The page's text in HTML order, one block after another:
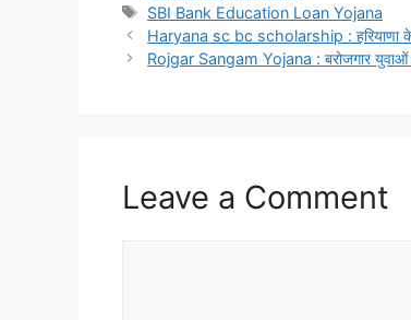
Tags
SBI Bank Education Loan Yojana
Haryana sc bc scholarship : हरियाणा के
Rojgar Sangam Yojana : बरोजगार युवाओं
Leave a Comment